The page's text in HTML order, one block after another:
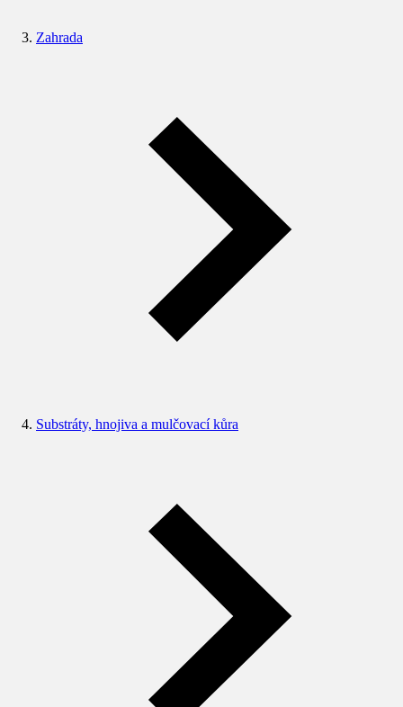
Zahrada
Substráty, hnojiva a mulčovací kůra